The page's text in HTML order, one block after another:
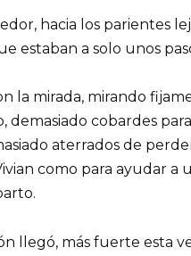
hacia los parientes
estaban a solo unos
la mirada, mirando
demasiado cobardes para
aterrados de
como para ayudar a
llegó, más fuerte esta